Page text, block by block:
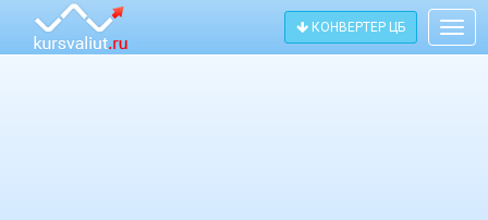
КОНВЕРТЕР ЦБ